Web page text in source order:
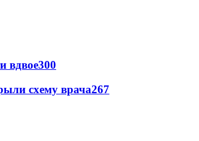
вдвое300
схему врача267